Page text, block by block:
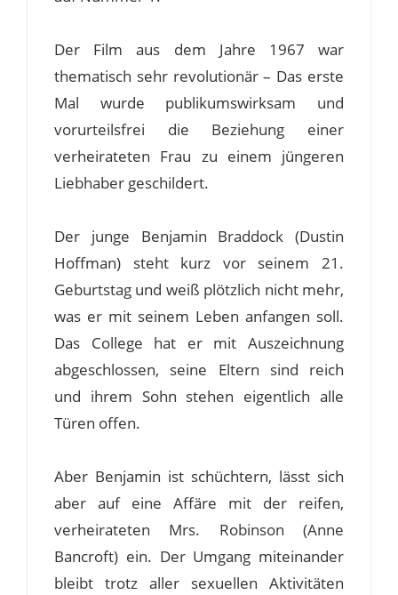
Der Film aus dem Jahre 1967 war
thematisch sehr revolutionär – Das erste
Mal wurde publikumswirksam und
vorurteilsfrei die Beziehung einer
verheirateten Frau zu einem jüngeren
Liebhaber geschildert.
Der junge Benjamin Braddock (Dustin
Hoffman) steht kurz vor seinem 21.
Geburtstag und weiß plötzlich nicht mehr,
was er mit seinem Leben anfangen soll.
Das College hat er mit Auszeichnung
abgeschlossen, seine Eltern sind reich
und ihrem Sohn stehen eigentlich alle
Türen offen.
Aber Benjamin ist schüchtern, lässt sich
aber auf eine Affäre mit der reifen,
verheirateten Mrs. Robinson (Anne
Bancroft) ein. Der Umgang miteinander
bleibt trotz aller sexuellen Aktivitäten